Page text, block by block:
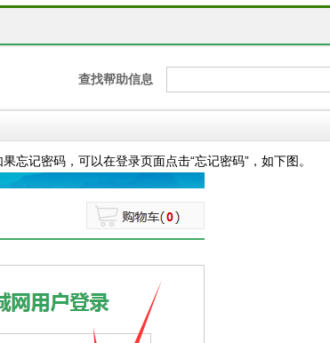
查找帮助信息
忘记密码，可以在登录页面点击“忘记密码”，如下图。